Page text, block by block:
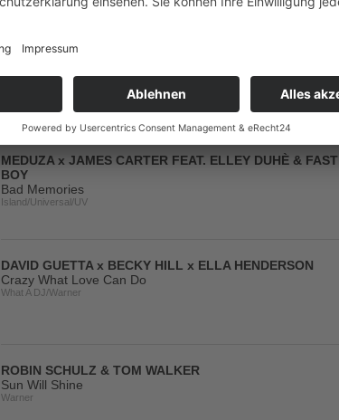
BOB SINCLAR FEAT. STEVE EDWARDS
Yellow/Virgin/Universal/UV
MEDUZA x JAMES CARTER FEAT. ELLEY DUHÈ & FAST
BOY
Bad Memories
Island/Universal/UV
DAVID GUETTA x BECKY HILL x ELLA HENDERSON
Crazy What Love Can Do
What A DJ/Warner
ROBIN SCHULZ & TOM WALKER
Sun Will Shine
Warner